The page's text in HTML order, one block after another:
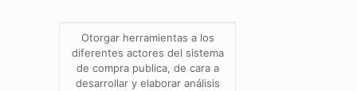
Otorgar herramientas a los
diferentes actores del sistema
de compra publica, de cara a
desarrollar y elaborar análisis